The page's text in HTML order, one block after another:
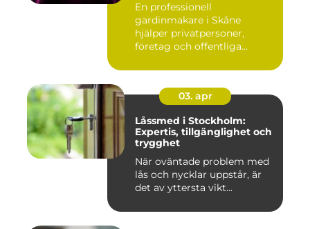
En professionell
gardinmakare i Skåne
hjälper privatpersoner,
företag och offentliga
03. apr
Låssmed i Stockholm:
Expertis, tillgänglighet och
trygghet
När oväntade problem med
lås och nycklar uppstår, är
det av yttersta vikt...